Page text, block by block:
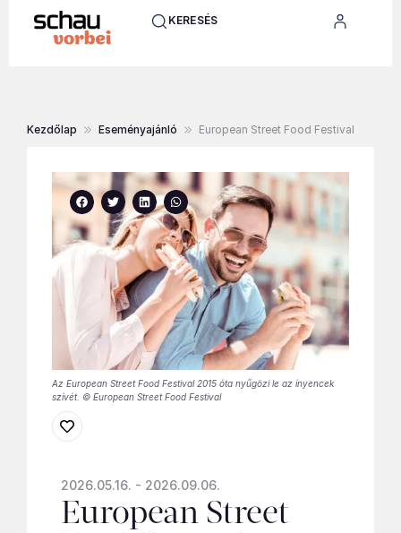
KERESÉS
Kezdőlap Eseményajánló European Street Food Festival
Az European Street Food Festival 2015 óta nyűgözi le az ínyencek
szívét. © European Street Food Festival
2026.05.16. - 2026.09.06.
European Street